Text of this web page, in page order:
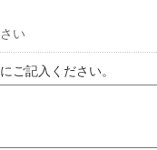
い
ご記入ください。